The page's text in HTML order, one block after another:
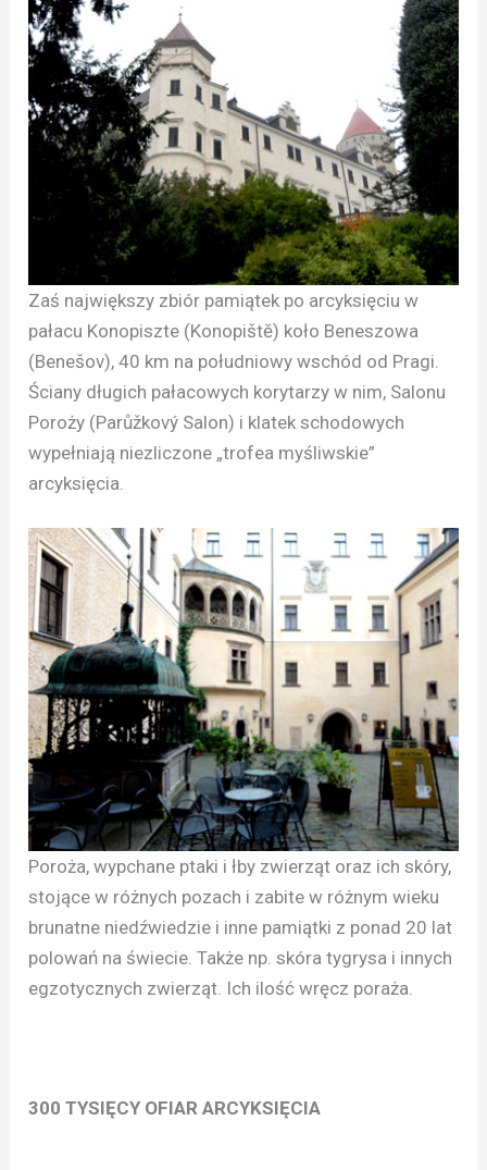
Zaś największy zbiór pamiątek po arcyksięciu w
pałacu Konopiszte (Konopištĕ) koło Beneszowa
(Benešov), 40 km na południowy wschód od Pragi.
Ściany długich pałacowych korytarzy w nim, Salonu
Poroży (Parůžkový Salon) i klatek schodowych
wypełniają niezliczone „trofea myśliwskie”
arcyksięcia.
Poroża, wypchane ptaki i łby zwierząt oraz ich skóry,
stojące w różnych pozach i zabite w różnym wieku
brunatne niedźwiedzie i inne pamiątki z ponad 20 lat
polowań na świecie. Także np. skóra tygrysa i innych
egzotycznych zwierząt. Ich ilość wręcz poraża.
300 TYSIĘCY OFIAR ARCYKSIĘCIA